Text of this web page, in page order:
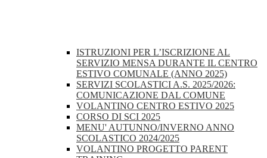
ISTRUZIONI PER L’ISCRIZIONE AL
SERVIZIO MENSA DURANTE IL CENTRO
ESTIVO COMUNALE (ANNO 2025)
SERVIZI SCOLASTICI A.S. 2025/2026:
COMUNICAZIONE DAL COMUNE
VOLANTINO CENTRO ESTIVO 2025
CORSO DI SCI 2025
MENU' AUTUNNO/INVERNO ANNO
SCOLASTICO 2024/2025
VOLANTINO PROGETTO PARENT